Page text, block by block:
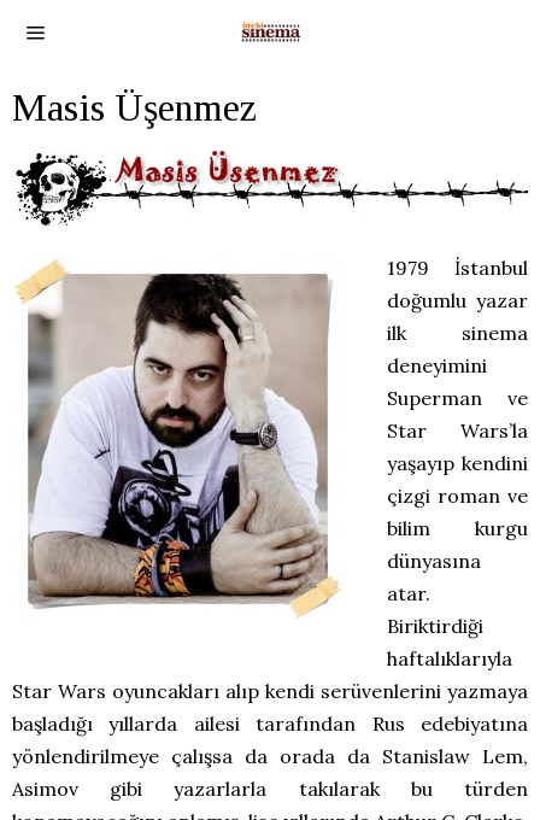
Masis Üşenmez
1979 İstanbul
doğumlu yazar
ilk sinema
deneyimini
Superman ve
Star Wars’la
yaşayıp kendini
çizgi roman ve
bilim kurgu
dünyasına
atar.
Biriktirdiği
haftalıklarıyla
Star Wars oyuncakları alıp kendi serüvenlerini yazmaya
başladığı yıllarda ailesi tarafından Rus edebiyatına
yönlendirilmeye çalışsa da orada da Stanislaw Lem,
Asimov gibi yazarlarla takılarak bu türden